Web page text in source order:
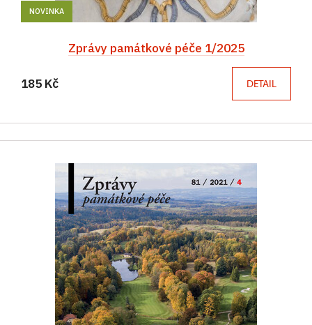
NOVINKA
Zprávy památkové péče 1/2025
185 Kč DETAIL